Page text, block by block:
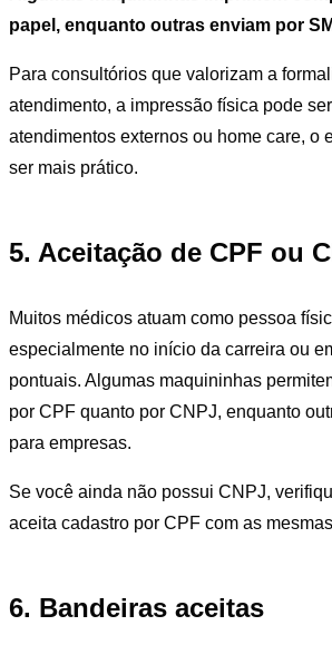
papel, enquanto outras enviam por
Para consultórios que valorizam a
atendimento, a impressão física pode
atendimentos externos ou home care, o
ser mais prático.
5. Aceitação de CPF ou
Muitos médicos atuam como pessoa
especialmente no início da carreira ou
pontuais. Algumas maquininhas
por CPF quanto por CNPJ, enquanto
para empresas.
Se você ainda não possui CNPJ,
aceita cadastro por CPF com as
6. Bandeiras aceitas